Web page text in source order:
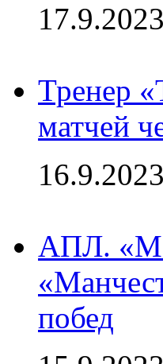
Тренер
матчей
АПЛ.
побед